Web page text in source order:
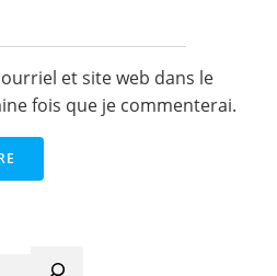
et site web dans le
fois que je commenterai.